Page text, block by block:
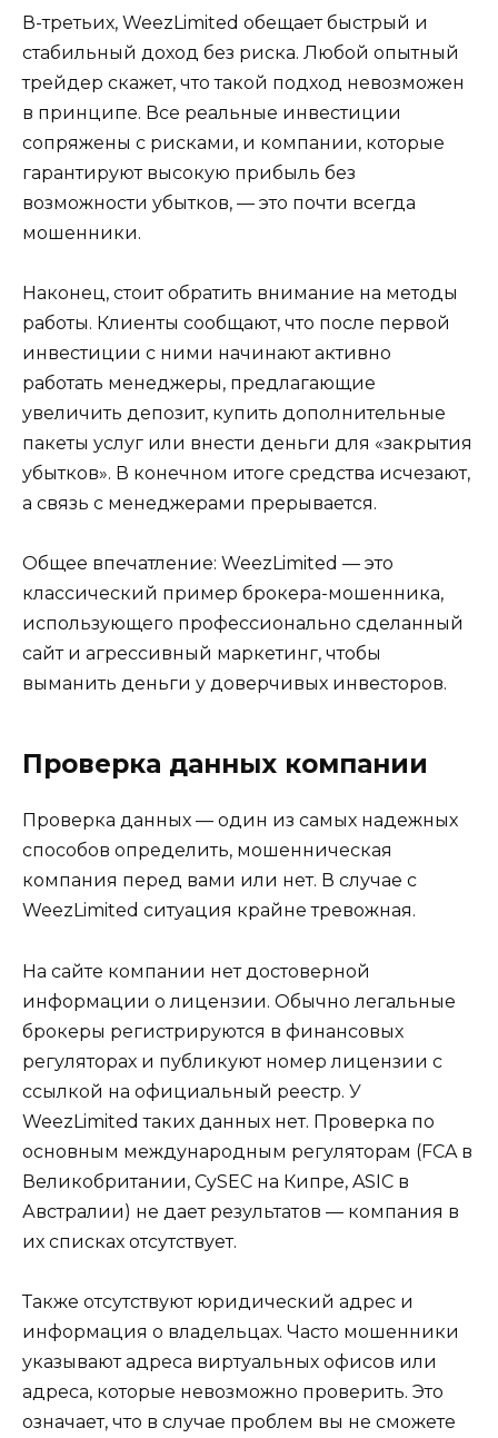
В-третьих, WeezLimited обещает быстрый и
стабильный доход без риска. Любой опытный
трейдер скажет, что такой подход невозможен
в принципе. Все реальные инвестиции
сопряжены с рисками, и компании, которые
гарантируют высокую прибыль без
возможности убытков, — это почти всегда
мошенники.
Наконец, стоит обратить внимание на методы
работы. Клиенты сообщают, что после первой
инвестиции с ними начинают активно
работать менеджеры, предлагающие
увеличить депозит, купить дополнительные
пакеты услуг или внести деньги для «закрытия
убытков». В конечном итоге средства исчезают,
а связь с менеджерами прерывается.
Общее впечатление: WeezLimited — это
классический пример брокера-мошенника,
использующего профессионально сделанный
сайт и агрессивный маркетинг, чтобы
выманить деньги у доверчивых инвесторов.
Проверка данных компании
Проверка данных — один из самых надежных
способов определить, мошенническая
компания перед вами или нет. В случае с
WeezLimited ситуация крайне тревожная.
На сайте компании нет достоверной
информации о лицензии. Обычно легальные
брокеры регистрируются в финансовых
регуляторах и публикуют номер лицензии с
ссылкой на официальный реестр. У
WeezLimited таких данных нет. Проверка по
основным международным регуляторам (FCA в
Великобритании, CySEC на Кипре, ASIC в
Австралии) не дает результатов — компания в
их списках отсутствует.
Также отсутствуют юридический адрес и
информация о владельцах. Часто мошенники
указывают адреса виртуальных офисов или
адреса, которые невозможно проверить. Это
означает, что в случае проблем вы не сможете